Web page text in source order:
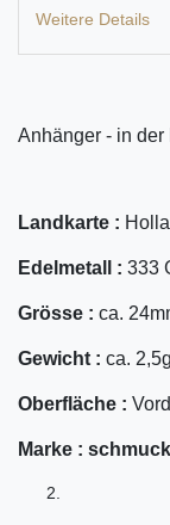
Weitere Details
Anhänger - in der
Landkarte :
Edelmetall : 333
Grösse : ca.
Gewicht : ca.
Oberfläche :
Marke :